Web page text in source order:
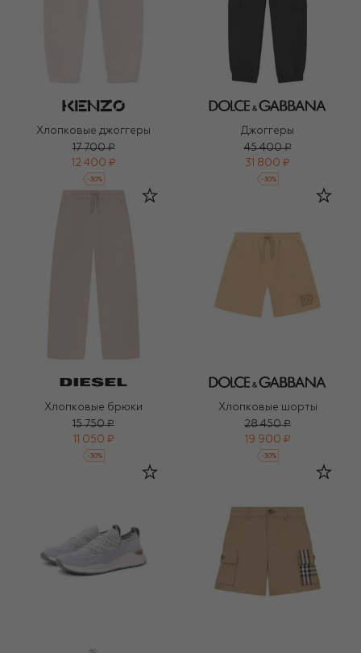
Хлопковые джоггеры
17 700 ₽
12 400 ₽
-30%
Джоггеры
45 400 ₽
31 800 ₽
-30%
Хлопковые брюки
15 750 ₽
11 050 ₽
-30%
Хлопковые шорты
28 450 ₽
19 900 ₽
-30%